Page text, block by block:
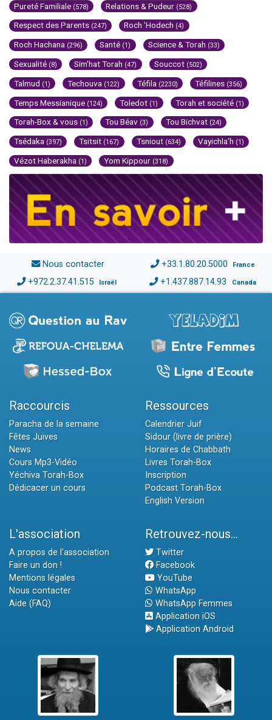
Pureté Familiale (578) Relations & Pudeur (528)
Respect des Parents (247) Roch 'Hodech (4)
Roch Hachana (296) Santé (1) Science & Torah (33)
Sexualité (8) Sim'hat Torah (47) Souccot (502)
Talmud (1) Techouva (122) Téfila (2230) Téfilines (356)
Temps Messianique (124) Toledot (1) Torah et société (1)
Torah-Box & vous (1) Tou Béav (3) Tou Bichvat (24)
Tsédaka (397) Tsitsit (167) Tsniout (634) Vayichla'h (1)
Vézot Haberakha (1) Yom Kippour (318)
Nous contacter +33.1.80.20.5000 France
+972.2.37.41.515 Israël +1.437.887.14.93 Canada
Raccourcis
Paracha de la semaine
Fêtes Juives
News
Cours Mp3-Vidéo
Yéchiva Torah-Box
Dédicacer un cours
Ressources
Calendrier Juif
Sidour (livre de prière)
Horaires de Chabbath
Livres Torah-Box
Inscription
Podcast Torah-Box
English Version
L'association
A propos de l'association
Faire un don !
Mentions légales
Nous contacter
Aide (FAQ)
Retrouvez-nous...
Twitter
Facebook
YouTube
WhatsApp
WhatsApp Femmes
Application iOS
Application Android